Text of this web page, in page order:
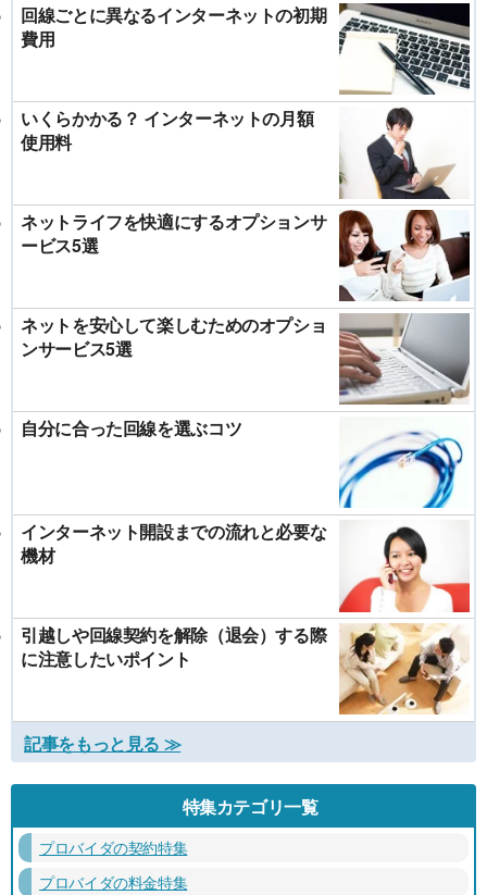
回線ごとに異なるインターネットの初期
費用
いくらかかる？ インターネットの月額
使用料
ネットライフを快適にするオプションサ
ービス5選
ネットを安心して楽しむためのオプショ
ンサービス5選
自分に合った回線を選ぶコツ
インターネット開設までの流れと必要な
機材
引越しや回線契約を解除（退会）する際
に注意したいポイント
記事をもっと見る ≫
特集カテゴリ一覧
プロバイダの契約特集
プロバイダの料金特集